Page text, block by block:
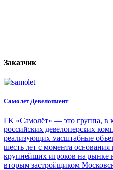
Заказчик
Самолет Девелопмент
ГК «Самолёт» — это группа, в
российских девелоперских
реализующих масштабные
шесть лет с момента
крупнейших игроков на рынке
вторым застройщиком